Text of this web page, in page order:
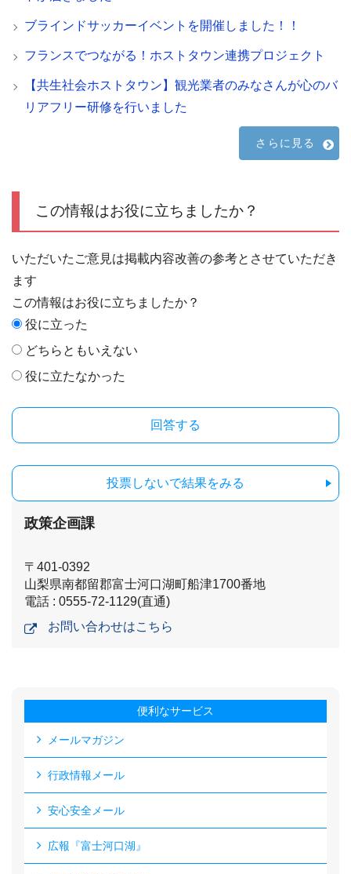
ブラインドサッカーイベントを開催しました！！
フランスでつながる！ホストタウン連携プロジェクト
【共生社会ホストタウン】観光業者のみなさんが心のバ
リアフリー研修を行いました
さらに見る
この情報はお役に立ちましたか？
いただいたご意見は掲載内容改善の参考とさせていただき
ます
この情報はお役に立ちましたか？
役に立った
どちらともいえない
役に立たなかった
投票しないで結果をみる
政策企画課
〒401-0392
山梨県南都留郡富士河口湖町船津1700番地
電話 : 0555-72-1129(直通)
お問い合わせはこちら
便利なサービス
メールマガジン
行政情報メール
安心安全メール
広報『富士河口湖』